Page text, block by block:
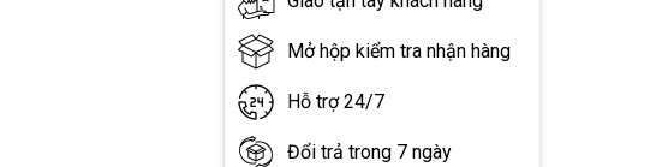
Mở hộp kiểm tra nhận hàng
Hỗ trợ 24/7
Đổi trả trong 7 ngày